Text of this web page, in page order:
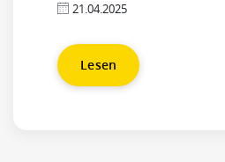
21.04.2025
Lesen